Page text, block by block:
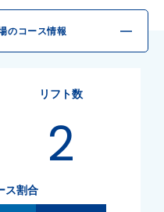
のコース情報
リフト数
2
ス割合